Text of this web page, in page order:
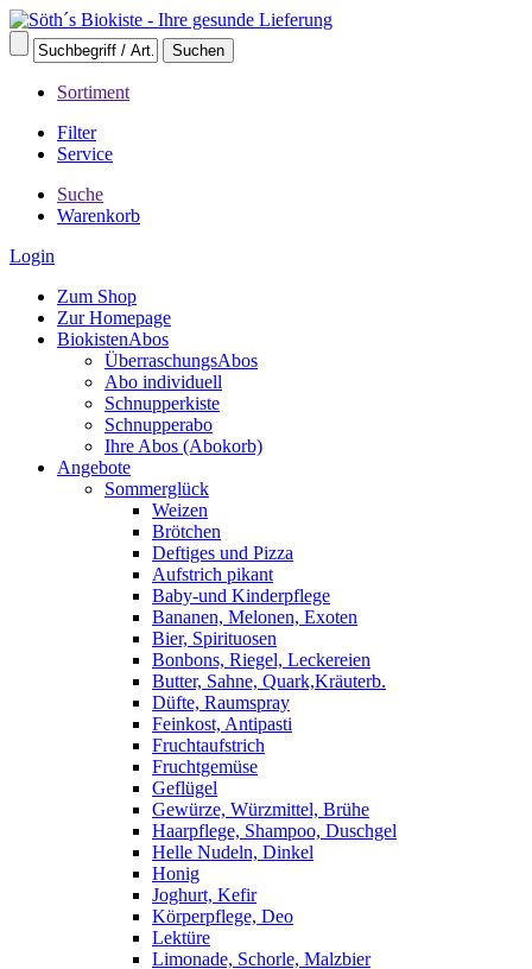
Sortiment
Filter
Service
Suche
Warenkorb
Login
Zum Shop
Zur Homepage
BiokistenAbos
ÜberraschungsAbos
Abo individuell
Schnupperkiste
Schnupperabo
Ihre Abos (Abokorb)
Angebote
Sommerglück
Weizen
Brötchen
Deftiges und Pizza
Aufstrich pikant
Baby-und Kinderpflege
Bananen, Melonen, Exoten
Bier, Spirituosen
Bonbons, Riegel, Leckereien
Butter, Sahne, Quark,Kräuterb.
Düfte, Raumspray
Feinkost, Antipasti
Fruchtaufstrich
Fruchtgemüse
Geflügel
Gewürze, Würzmittel, Brühe
Haarpflege, Shampoo, Duschgel
Helle Nudeln, Dinkel
Honig
Joghurt, Kefir
Körperpflege, Deo
Lektüre
Limonade, Schorle, Malzbier